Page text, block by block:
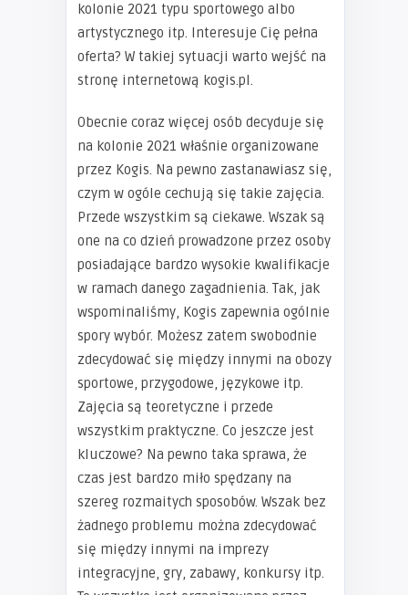
kolonie 2021 typu sportowego albo
artystycznego itp. Interesuje Cię pełna
oferta? W takiej sytuacji warto wejść na
stronę internetową kogis.pl.
Obecnie coraz więcej osób decyduje się
na kolonie 2021 właśnie organizowane
przez Kogis. Na pewno zastanawiasz się,
czym w ogóle cechują się takie zajęcia.
Przede wszystkim są ciekawe. Wszak są
one na co dzień prowadzone przez osoby
posiadające bardzo wysokie kwalifikacje
w ramach danego zagadnienia. Tak, jak
wspominaliśmy, Kogis zapewnia ogólnie
spory wybór. Możesz zatem swobodnie
zdecydować się między innymi na obozy
sportowe, przygodowe, językowe itp.
Zajęcia są teoretyczne i przede
wszystkim praktyczne. Co jeszcze jest
kluczowe? Na pewno taka sprawa, że
czas jest bardzo miło spędzany na
szereg rozmaitych sposobów. Wszak bez
żadnego problemu można zdecydować
się między innymi na imprezy
integracyjne, gry, zabawy, konkursy itp.